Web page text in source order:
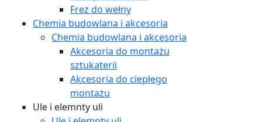
Frez do wełny
Chemia budowlana i akcesoria
Chemia budowlana i akcesoria
Akcesoria do montażu
sztukaterii
Akcesoria do ciepłego
montażu
Ule i elemnty uli